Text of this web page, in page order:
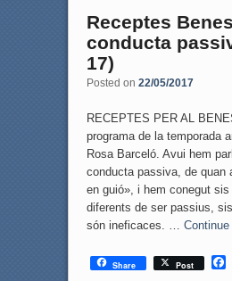
Receptes
conducta
17)
Posted on 22/05/2017
RECEPTES PER AL
programa de la temporada
Rosa Barceló. Avui hem
conducta passiva, de quan
en guió», i hem conegut sis
diferents de ser passius,
són ineficaces. …
Share Post